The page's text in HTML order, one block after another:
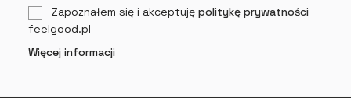
Zapoznałem się i akceptuję politykę prywatności
feelgood.pl
Więcej informacji